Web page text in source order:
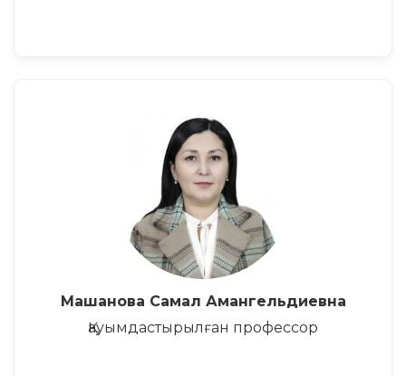
Машанова Самал Амангельдиевна
Қауымдастырылған профессор